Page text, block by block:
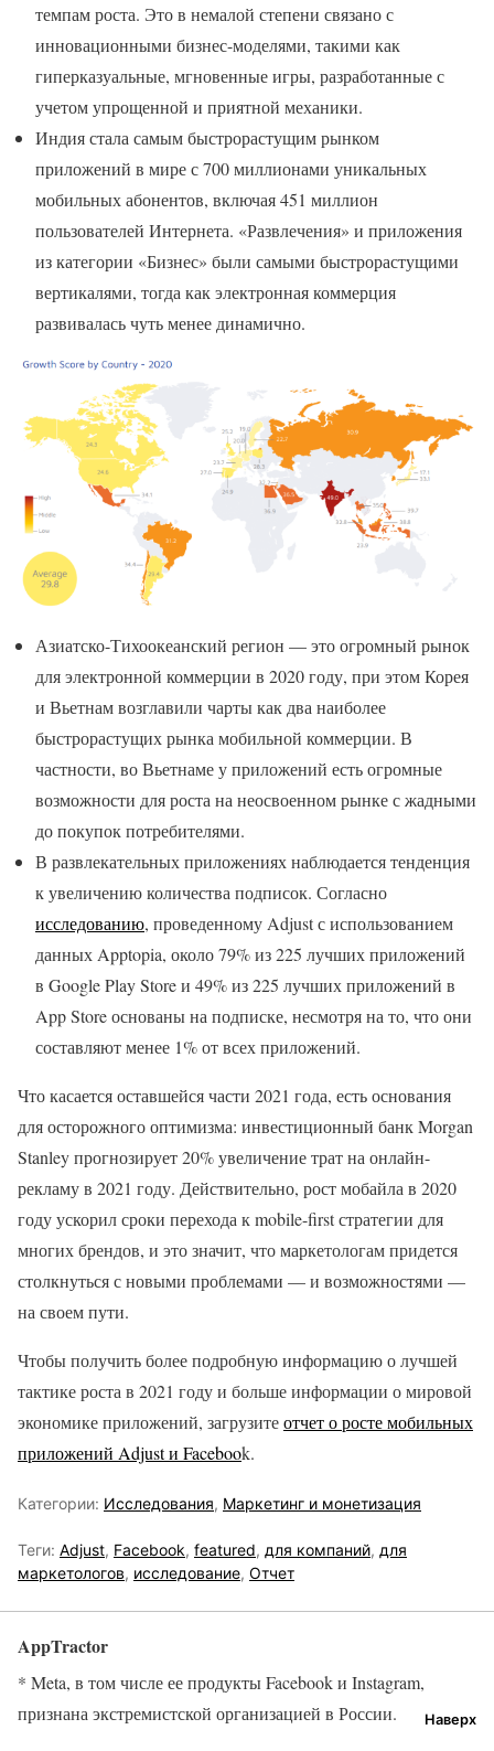
темпам роста. Это в немалой степени связано с
инновационными бизнес-моделями, такими как
гиперказуальные, мгновенные игры, разработанные с
учетом упрощенной и приятной механики.
Индия стала самым быстрорастущим рынком
приложений в мире с 700 миллионами уникальных
мобильных абонентов, включая 451 миллион
пользователей Интернета. «Развлечения» и приложения
из категории «Бизнес» были самыми быстрорастущими
вертикалями, тогда как электронная коммерция
развивалась чуть менее динамично.
Азиатско-Тихоокеанский регион — это огромный рынок
для электронной коммерции в 2020 году, при этом Корея
и Вьетнам возглавили чарты как два наиболее
быстрорастущих рынка мобильной коммерции. В
частности, во Вьетнаме у приложений есть огромные
возможности для роста на неосвоенном рынке с жадными
до покупок потребителями.
В развлекательных приложениях наблюдается тенденция
к увеличению количества подписок. Согласно
исследованию, проведенному Adjust с использованием
данных Apptopia, около 79% из 225 лучших приложений
в Google Play Store и 49% из 225 лучших приложений в
App Store основаны на подписке, несмотря на то, что они
составляют менее 1% от всех приложений.
Что касается оставшейся части 2021 года, есть основания
для осторожного оптимизма: инвестиционный банк Morgan
Stanley прогнозирует 20% увеличение трат на онлайн-
рекламу в 2021 году. Действительно, рост мобайла в 2020
году ускорил сроки перехода к mobile-first стратегии для
многих брендов, и это значит, что маркетологам придется
столкнуться с новыми проблемами — и возможностями —
на своем пути.
Чтобы получить более подробную информацию о лучшей
тактике роста в 2021 году и больше информации о мировой
экономике приложений, загрузитеотчет о росте мобильных
приложений Adjust и Facebook.
Категории: Исследования, Маркетинг и монетизация
Теги: Adjust, Facebook, featured, для компаний, для
маркетологов, исследование, Отчет
AppTractor
Наверх
* Meta, в том числе ее продукты Facebook и Instagram,
признана экстремистской организацией в России.